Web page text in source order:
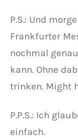
P.S.: Und
Frankfurter
nochmal
kann. Ohne
trinken. Might
P.P.S.: Ich
einfach.